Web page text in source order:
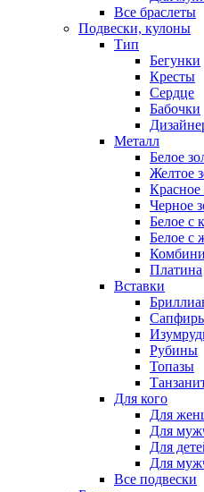
Все браслеты
Подвески, кулоны
Тип
Бегунки
Кресты
Сердце
Бабочки
Металл
Белое
Желтое
Красное
Черное
Белое с
Белое с
Платина
Вставки
Рубины
Топазы
Для кого
Для
Для
Для
Для
Все подвески